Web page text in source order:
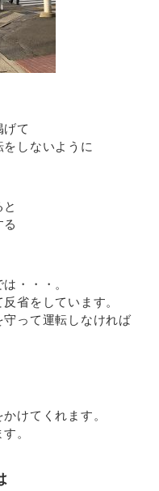
げて
しないように
・・・。
省をしています。
って運転しなければ
けてくれます。
。